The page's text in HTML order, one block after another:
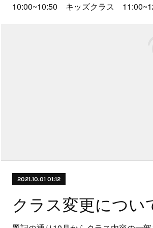
10:00~10:50 キッズクラス
2021.10.01 01:12